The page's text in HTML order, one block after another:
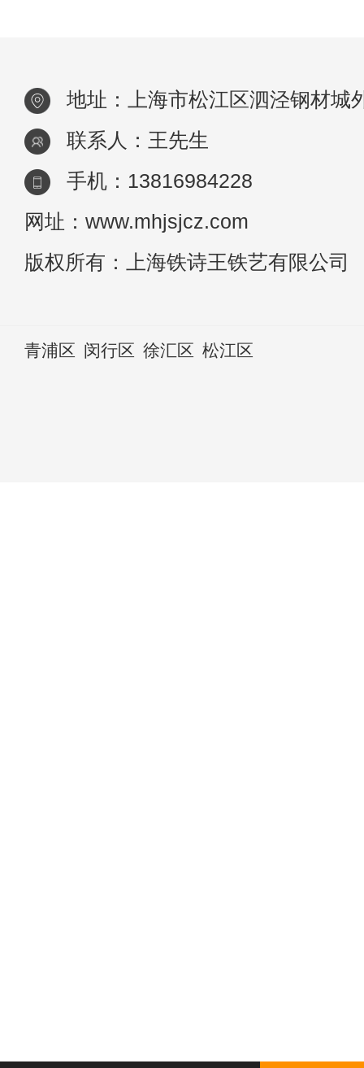
地址：上海市松江区泗泾钢材城
联系人：王先生
手机：13816984228
网址：www.mhjsjcz.com
版权所有：上海铁诗王铁艺有限公司
青浦区 闵行区 徐汇区 松江区